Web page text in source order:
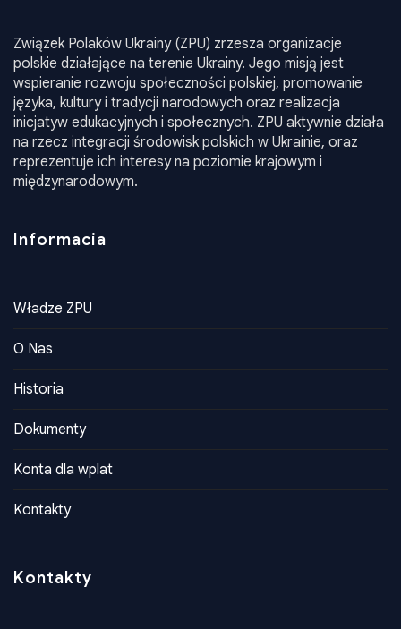
Związek Polaków Ukrainy (ZPU) zrzesza organizacje
polskie działające na terenie Ukrainy. Jego misją jest
wspieranie rozwoju społeczności polskiej, promowanie
języka, kultury i tradycji narodowych oraz realizacja
inicjatyw edukacyjnych i społecznych. ZPU aktywnie działa
na rzecz integracji środowisk polskich w Ukrainie, oraz
reprezentuje ich interesy na poziomie krajowym i
międzynarodowym.
Informacia
Władze ZPU
O Nas
Historia
Dokumenty
Konta dla wplat
Kontakty
Kontakty